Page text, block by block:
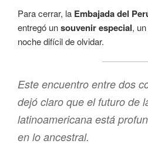
Para cerrar, la Embajada del
entregó unsouvenir especial,
noche difícil de olvidar.
Este encuentro entre dos
dejó claro que el futuro de
latinoamericana está
en lo ancestral.